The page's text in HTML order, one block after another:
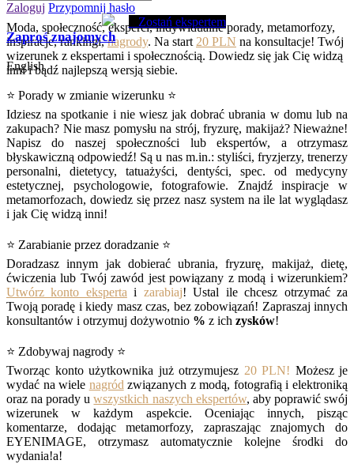
Moda, społeczność, eksperci, indywidualne porady, metamorfozy,
inspiracje, rankingi,nagrody. Na start 20 PLN na konsultacje! Twój
wizerunek z ekspertami i społecznością. Dowiedz się jak Cię widzą
inni i bądź najlepszą wersją siebie.
Zaloguj Przypomnij hasło
Zostań ekspertem
Zaproś znajomych
English
⭐ Porady w zmianie wizerunku ⭐
Idziesz na spotkanie i nie wiesz jak dobrać ubrania w domu lub na
zakupach? Nie masz pomysłu na strój, fryzurę, makijaż? Nieważne!
Napisz do naszej społeczności lub ekspertów, a otrzymasz
błyskawiczną odpowiedź! Są u nas m.in.: styliści, fryzjerzy, trenerzy
personalni, dietetycy, tatuażyści, dentyści, spec. od medycyny
estetycznej, psychologowie, fotografowie. Znajdź inspiracje w
metamorfozach, dowiedz się przez nasz system na ile lat wyglądasz
i jak Cię widzą inni!
⭐ Zarabianie przez doradzanie ⭐
Doradzasz innym jak dobierać ubrania, fryzurę, makijaż, dietę,
ćwiczenia lub Twój zawód jest powiązany z modą i wizerunkiem?
Utwórz konto eksperta i zarabiaj! Ustal ile chcesz otrzymać za
Twoją poradę i kiedy masz czas, bez zobowiązań! Zapraszaj innych
konsultantów i otrzymuj dożywotnio % z ich zysków!
⭐ Zdobywaj nagrody ⭐
Tworząc konto użytkownika już otrzymujesz 20 PLN! Możesz je
wydać na wiele nagród związanych z modą, fotografią i elektroniką
oraz na porady uwszystkich naszych ekspertów, aby poprawić swój
wizerunek w każdym aspekcie. Oceniając innych, pisząc
komentarze, dodając metamorfozy, zapraszając znajomych do
EYENIMAGE, otrzymasz automatycznie kolejne środki do
wydania!a!